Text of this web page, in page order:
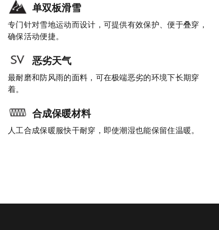
单双板滑雪
专门针对雪地运动而设计，可提供有效保护、便于叠穿，
确保活动便捷。
恶劣天气
最耐磨和防风雨的面料，可在极端恶劣的环境下长期穿
着。
合成保暖材料
人工合成保暖服快干耐穿，即使潮湿也能保留住温暖。